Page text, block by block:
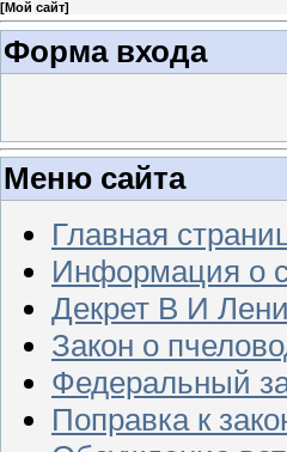
[Мой сайт]
Форма входа
Меню сайта
Главная
Информация о
Декрет В И
Закон о
Федеральный
Поправка к